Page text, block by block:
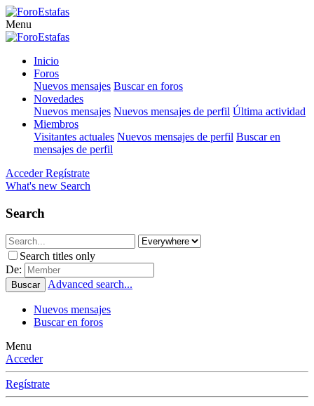
Menu
Inicio
Foros
Nuevos mensajes Buscar en foros
Novedades
Nuevos mensajes Nuevos mensajes de perfil Última actividad
Miembros
Visitantes actuales Nuevos mensajes de perfil Buscar en
mensajes de perfil
Acceder Regístrate
What's new Search
Search
Search titles only
De:
Buscar Advanced search...
Nuevos mensajes
Buscar en foros
Menu
Acceder
Regístrate